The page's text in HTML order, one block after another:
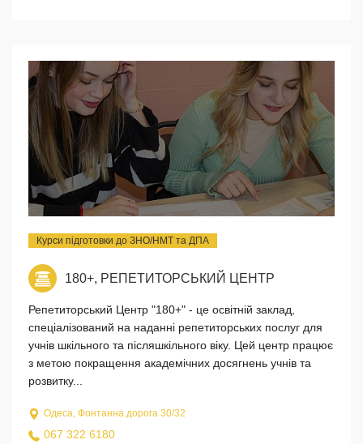
Курси підготовки до ЗНО/НМТ та ДПА
180+, РЕПЕТИТОРСЬКИЙ ЦЕНТР
Репетиторський Центр "180+" - це освітній заклад,
спеціалізований на наданні репетиторських послуг для
учнів шкільного та післяшкільного віку. Цей центр працює
з метою покращення академічних досягнень учнів та
розвитку...
Одеса, Фонтанна дорога 30/32
067 322 6180